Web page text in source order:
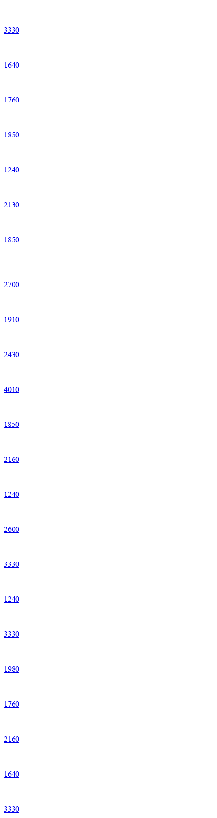
3330
1640
1760
1850
1240
2130
1850
2700
1910
2430
4010
1850
2160
1240
2600
3330
1240
3330
1980
1760
2160
1640
3330